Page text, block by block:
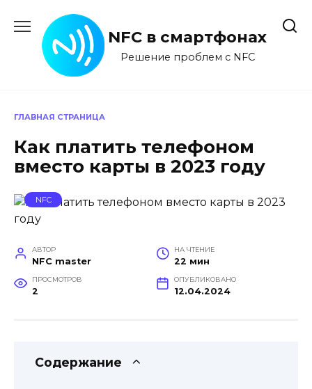
содержанию
NFC в смартфонах
Решение проблем с NFC
ГЛАВНАЯ СТРАНИЦА
Как платить телефоном
вместо карты в 2023 году
NFC
АВТОР
NFC master
НА ЧТЕНИЕ
22 мин
ПРОСМОТРОВ
2
ОПУБЛИКОВАНО
12.04.2024
Содержание